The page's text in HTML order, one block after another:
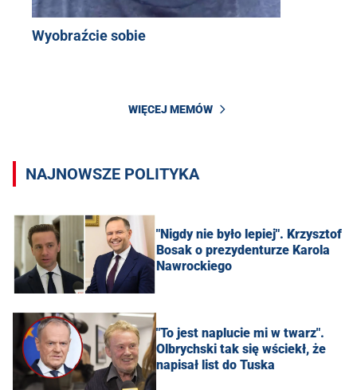
Wyobraźcie sobie
WIĘCEJ MEMÓW
NAJNOWSZE POLITYKA
"Nigdy nie było lepiej". Krzysztof
Bosak o prezydenturze Karola
Nawrockiego
"To jest naplucie mi w twarz".
Olbrychski tak się wściekł, że
napisał list do Tuska